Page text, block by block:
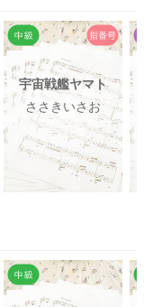
宇宙戦艦ヤマト
ささきいさお